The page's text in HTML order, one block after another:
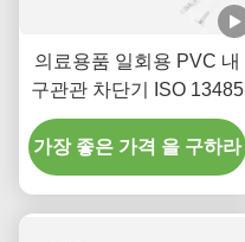
의료용품 일회용 PVC 내
구관관 차단기 ISO 13485
가장 좋은 가격 을 구하라